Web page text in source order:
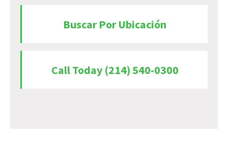
Buscar Por Ubicación
Call Today (214) 540-0300